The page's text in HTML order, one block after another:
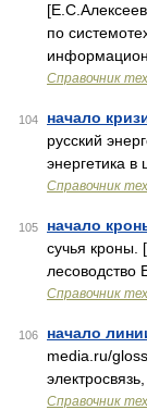
по
Справочник
104 начало
русский
энергетика
Справочник
105 начало
сучья кроны.
лесоводство
Справочник
106 начало
media.ru/
Справочник